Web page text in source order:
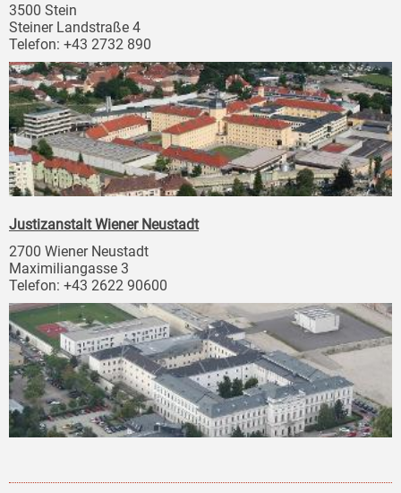
3500 Stein
Steiner Landstraße 4
Telefon: +43 2732 890
Justizanstalt Wiener Neustadt
2700 Wiener Neustadt
Maximiliangasse 3
Telefon: +43 2622 90600